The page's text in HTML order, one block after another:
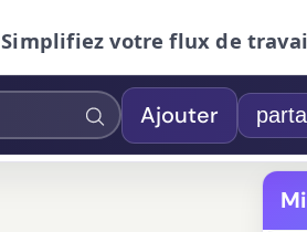
Simplifiez votre flux de
Ajouter